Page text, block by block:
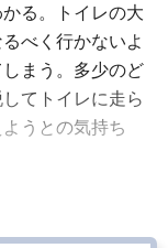
る。トイレの大
べく行かないよ
まう。多少のど
てトイレに走ら
うとの気持ち